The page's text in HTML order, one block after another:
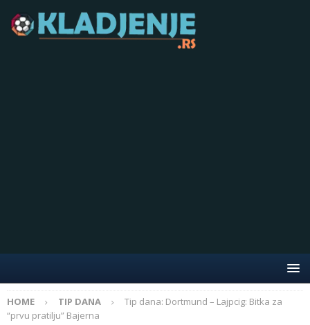
HOME TIP DANA
Tip dana: Dortmund – Lajpcig: Bitka za
“prvu pratilju” Bajerna